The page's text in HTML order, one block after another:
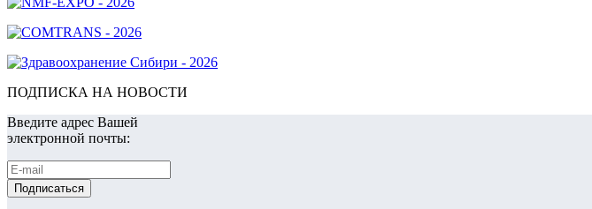
ПОДПИСКА НА НОВОСТИ
Введите адрес Вашей
электронной почты: